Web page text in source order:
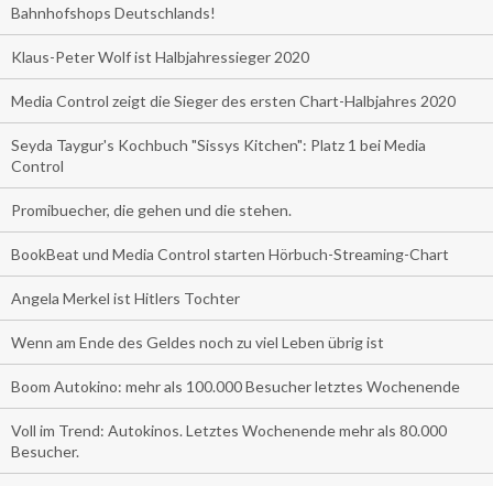
Bahnhofshops Deutschlands!
Klaus-Peter Wolf ist Halbjahressieger 2020
Media Control zeigt die Sieger des ersten Chart-Halbjahres 2020
Seyda Taygur's Kochbuch "Sissys Kitchen": Platz 1 bei Media
Control
Promibuecher, die gehen und die stehen.
BookBeat und Media Control starten Hörbuch-Streaming-Chart
Angela Merkel ist Hitlers Tochter
Wenn am Ende des Geldes noch zu viel Leben übrig ist
Boom Autokino: mehr als 100.000 Besucher letztes Wochenende
Voll im Trend: Autokinos. Letztes Wochenende mehr als 80.000
Besucher.